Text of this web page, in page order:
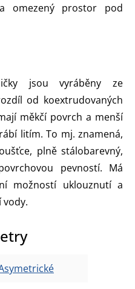
omezený prostor pod
jsou vyráběny ze
od koextrudovaných
měkčí povrch a menší
litím. To mj. znamená,
plně stálobarevný,
pevností. Má
možností uklouznutí a